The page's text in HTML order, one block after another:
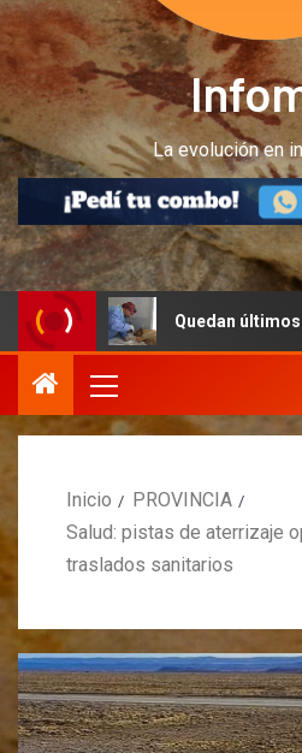
La evolución en
Quedan últimos cupos
Inicio
PROVINCIA
Salud: pistas de aterrizaje
traslados sanitarios